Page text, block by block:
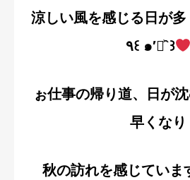
涼しい風を感じる日が
٩꒰ ๑′◡͐`꒱
ぉ仕事の帰り道、日が
早くなり
秋の訪れを感じてい